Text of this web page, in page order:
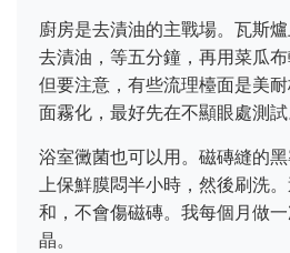
廚房是去漬油的主戰場。瓦斯
去漬油，等五分鐘，再用菜瓜布
但要注意，有些流理檯面是美
面霧化，最好先在不顯眼處測試
浴室黴菌也可以用。磁磚縫的
上保鮮膜悶半小時，然後刷洗
和，不會傷磁磚。我每個月做
晶。